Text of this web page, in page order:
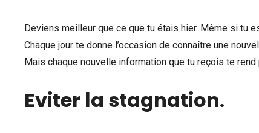
Deviens meilleur que ce que tu étais hier. Même si tu
Chaque jour te donne l’occasion de connaître une
Mais chaque nouvelle information que tu reçois te
Eviter la stagnation.